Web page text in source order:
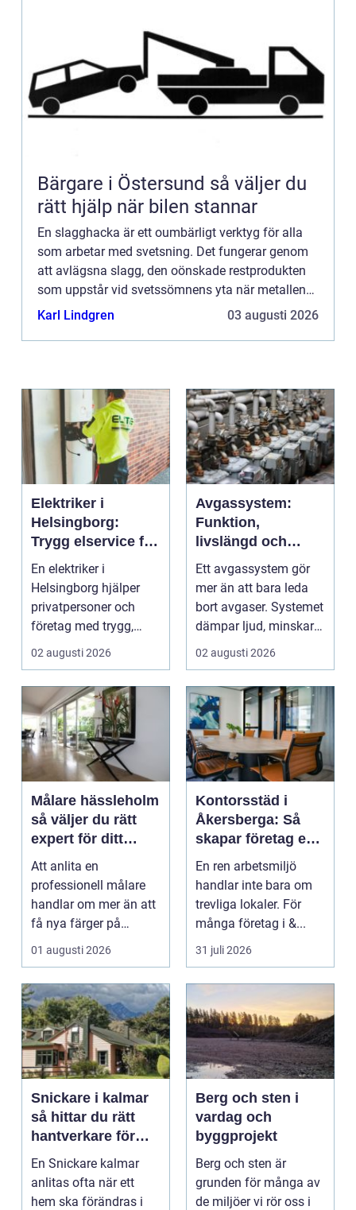
Bärgare i Östersund så väljer du
rätt hjälp när bilen stannar
En slagghacka är ett oumbärligt verktyg för alla
som arbetar med svetsning. Det fungerar genom
att avlägsna slagg, den oönskade restprodukten
som uppstår vid svetssömnens yta när metallen
smälts. Med r&au...
Karl Lindgren 03 augusti 2026
Elektriker i
Helsingborg:
Trygg elservice för
hem och företag
En elektriker i
Helsingborg hjälper
privatpersoner och
företag med trygg,
säker och e...
02 augusti 2026
Avgassystem:
Funktion,
livslängd och
smarta val för
bilägare
Ett avgassystem gör
mer än att bara leda
bort avgaser. Systemet
dämpar ljud, minskar
02 augusti 2026
Målare hässleholm
så väljer du rätt
expert för ditt
måleriprojekt
Att anlita en
professionell målare
handlar om mer än att
få nya färger på
väggarna. En kunnig
hantve...
01 augusti 2026
Kontorsstäd i
Åkersberga: Så
skapar företag en
ren, trygg och
effektiv
arbetsplats
En ren arbetsmiljö
handlar inte bara om
trevliga lokaler. För
många företag i &...
31 juli 2026
Snickare i kalmar
så hittar du rätt
hantverkare för
ditt byggprojekt
En Snickare kalmar
anlitas ofta när ett
hem ska förändras i
Berg och sten i
vardag och
byggprojekt
Berg och sten är
grunden för många av
de miljöer vi rör oss i